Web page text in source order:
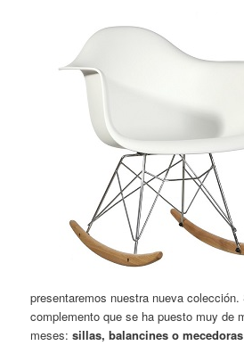
presentaremos nuestra nueva
complemento que se ha puesto muy de
meses:sillas, balancines o